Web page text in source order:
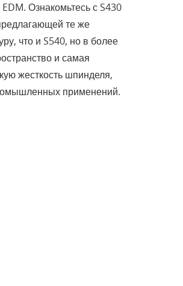
Ознакомьтесь с S430
те же
что и S540, но в более
и самая
жесткость шпинделя,
применений.